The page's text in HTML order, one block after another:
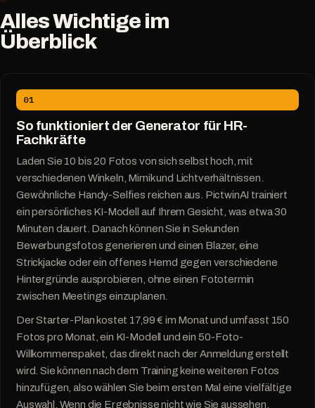
Alles Wichtige im
Überblick
01
So funktioniert der Generator für HR-
Fachkräfte
Laden Sie 10 bis 20 Fotos von sich selbst hoch, mit
verschiedenen Winkeln, Mimik und Lichtverhältnissen.
Gewöhnliche Handy-Selfies reichen aus. PictwinAI trainiert
ein persönliches KI-Modell auf Ihrem Gesicht, was etwa 30
Minuten dauert. Danach können Sie in Sekunden
Bewerbungsfotos generieren und einen Blazer, eine
Strickjacke oder ein offenes Hemd gegen verschiedene
Hintergründe ausprobieren, ohne einen Fototermin
zwischen Meetings einzuplanen.
Der Starter-Plan kostet 17,99 € im Monat und umfasst 150
Fotos pro Monat, ein KI-Modell und ein 50-Foto-
Willkommenspaket, das direkt nach der Anmeldung erstellt
wird. Sie können nach dem Training keine weiteren Fotos
hinzufügen, also wählen Sie beim ersten Mal eine vielfältige
Auswahl. Wenn die Ergebnisse nicht wie Sie aussehen,